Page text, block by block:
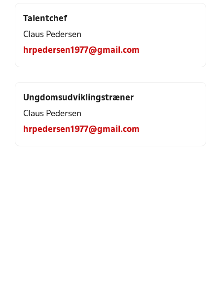
Talentchef
Claus Pedersen
hrpedersen1977@gmail.com
Ungdomsudviklingstræner
Claus Pedersen
hrpedersen1977@gmail.com